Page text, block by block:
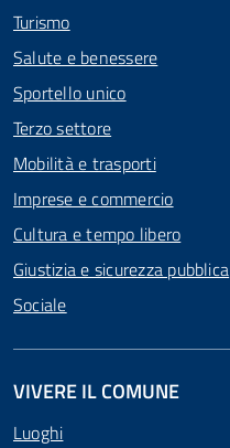
Turismo
Salute e benessere
Sportello unico
Terzo settore
Mobilità e trasporti
Imprese e commercio
Cultura e tempo libero
Giustizia e sicurezza pubblica
Sociale
VIVERE IL COMUNE
Luoghi